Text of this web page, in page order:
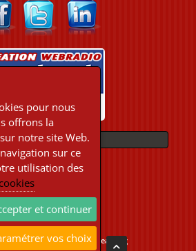
PAIEMENTS
2026 Location Webradio Streaming
pour nous
offrons la
notre site Web.
sur ce
utilisation des
et continuer
vos choix